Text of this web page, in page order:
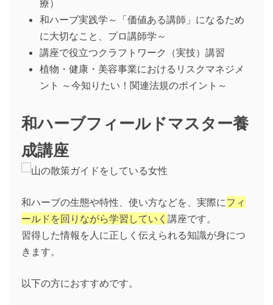
療）
和ハーブ実践学～「価値ある講師」になるため
に大切なこと、プロ講師学～
講座で役立つクラフトワーク（実技）講習
植物・健康・美容事業におけるリスクマネジメ
ント ～今知りたい！関連法規のポイント～
和ハーブフィールドマスター養
成講座
和ハーブの生態や特性、使い方などを、実際にフィ
ールドを回りながら学習していく 講座です。
習得した情報を人に正しく伝えられる知識が身につ
きます。
以下の方におすすめです。